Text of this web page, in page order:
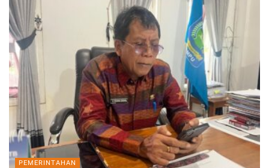
PEMERINTAHAN